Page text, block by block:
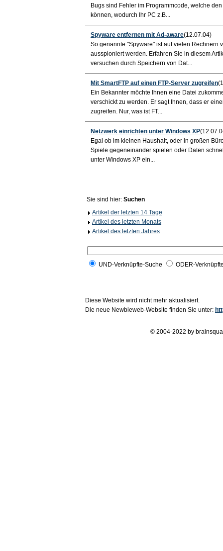
Bugs sind Fehler im Programmcode, welche
können, wodurch Ihr PC z.B...
Spyware entfernen mit Ad-aware(12.07.04)
So genannte "Spyware" ist auf vielen Rechnern
ausspioniert werden. Erfahren Sie in diesem
versuchen durch Speichern von Dat...
Mit SmartFTP auf einen FTP-Server zugreifen
Ein Bekannter möchte Ihnen eine Datei
verschickt zu werden. Er sagt Ihnen, dass er
zugreifen. Nur, was ist FT...
Netzwerk einrichten unter Windows XP
Egal ob im kleinen Haushalt, oder in großen
Spiele gegeneinander spielen oder Daten
unter Windows XP ein...
Sie sind hier: Suchen
Artikel der letzten 14 Tage
Artikel des letzten Monats
Artikel des letzten Jahres
UND-Verknüpfte-Suche ODER-
Diese Website wird nicht mehr aktualisiert.
Die neue Newbieweb-Website finden Sie unter:
© 2004-2022 by